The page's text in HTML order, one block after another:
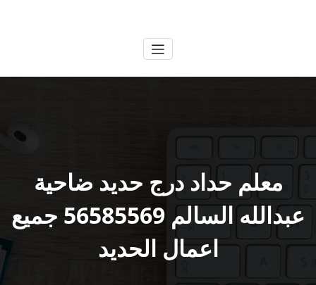
معلم حداد درج حديد ضاحية
عبدالله السالم 56585569 جميع
اعمال الحديد